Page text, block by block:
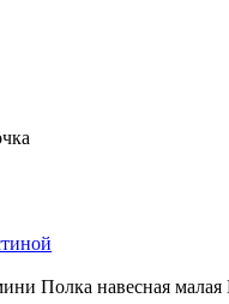
Полка навесная